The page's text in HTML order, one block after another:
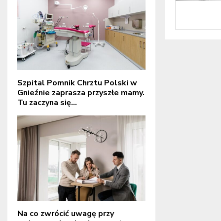
Szpital Pomnik Chrztu Polski w
Gnieźnie zaprasza przyszłe mamy.
Tu zaczyna się...
Na co zwrócić uwagę przy